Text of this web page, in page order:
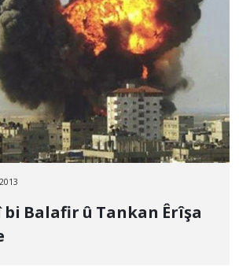
bi Balafir û Tankan Êrîşa